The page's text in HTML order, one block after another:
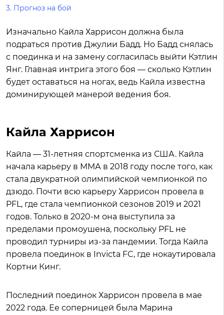
3. Прогноз на бой
Изначально Кайла Харрисон должна была
подраться против Джулии Бадд. Но Бадд снялась
с поединка и на замену согласилась выйти Кэтлин
Янг. Главная интрига этого боя — сколько Кэтлин
будет оставаться на ногах, ведь Кайла известна
доминирующей манерой ведения боя.
Кайла Харрисон
Кайла — 31-летняя спортсменка из США. Кайла
начала карьеру в ММА в 2018 году после того, как
стала двукратной олимпийской чемпионкой по
дзюдо. Почти всю карьеру Харрисон провела в
PFL, где стала чемпионкой сезонов 2019 и 2021
годов. Только в 2020-м она выступила за
пределами промоушена, поскольку PFL не
проводил турниры из-за пандемии. Тогда Кайла
провела поединок в Invicta FC, где нокаутировала
Кортни Кинг.
Последний поединок Харрисон провела в мае
2022 года. Ее соперницей была Марина